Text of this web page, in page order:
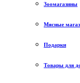
Зоомагазины
Мясные
Подарки
Товары для